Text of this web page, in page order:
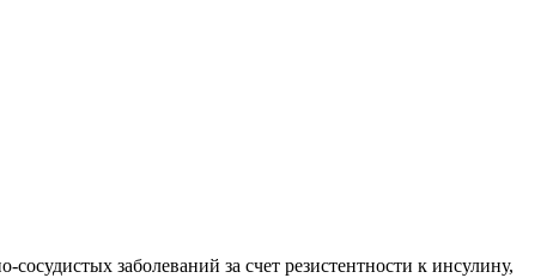
заболеваний за счет резистентности к инсулину,